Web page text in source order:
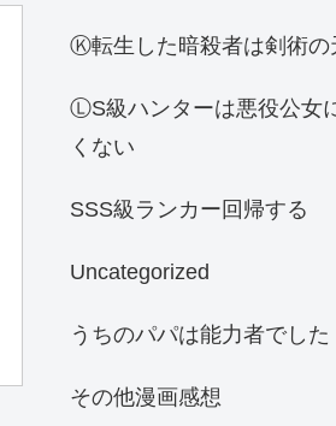
Ⓚ転生した暗殺者は剣術の
ⓁS級ハンターは悪役公女
くない
SSS級ランカー回帰する
Uncategorized
うちのパパは能力者でした
その他漫画感想